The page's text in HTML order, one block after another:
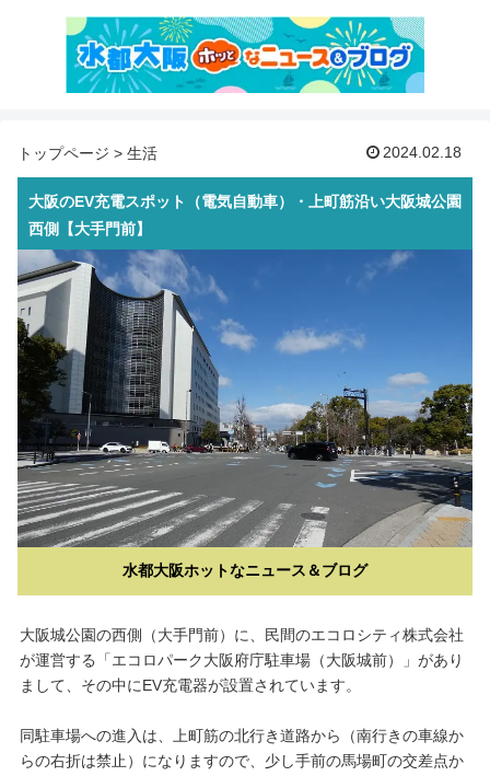
トップページ > 生活 2024.02.18
大阪のEV充電スポット（電気自動車）・上町筋沿い大阪城公園
西側【大手門前】
水都大阪ホットなニュース＆ブログ
大阪城公園の西側（大手門前）に、民間のエコロシティ株式会社
が運営する「エコロパーク大阪府庁駐車場（大阪城前）」があり
まして、その中にEV充電器が設置されています。
同駐車場への進入は、上町筋の北行き道路から（南行きの車線か
らの右折は禁止）になりますので、少し手前の馬場町の交差点か